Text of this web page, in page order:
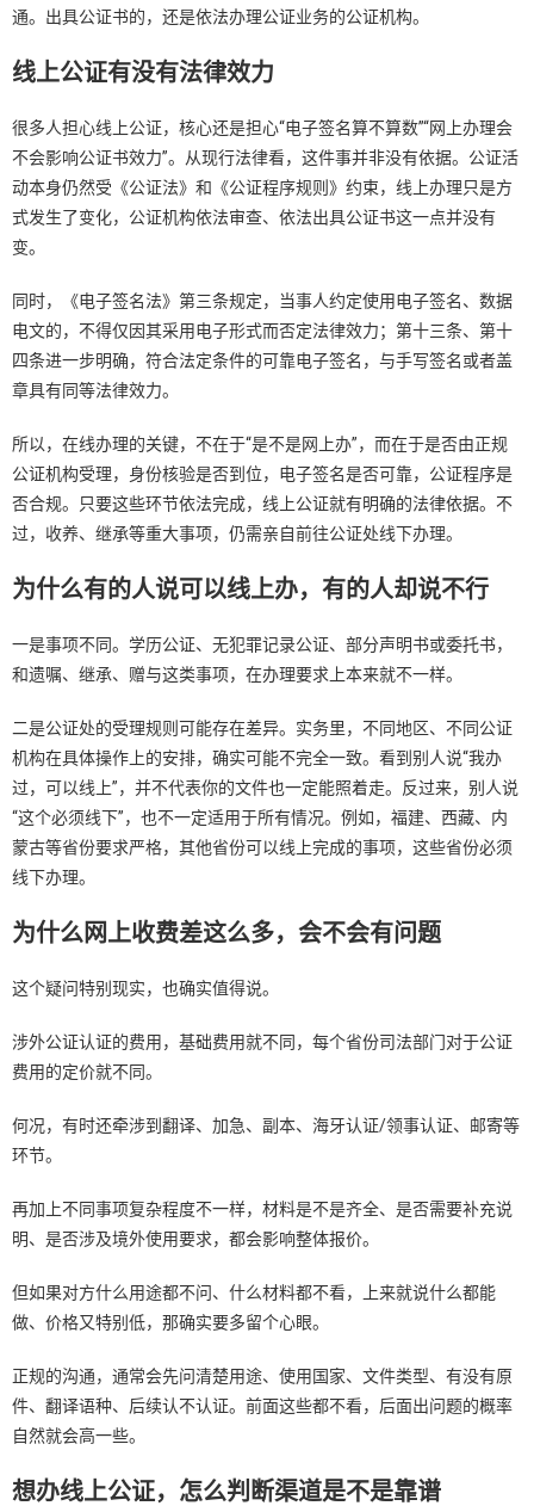
通。出具公证书的，还是依法办理公证业务的公证机构。
线上公证有没有法律效力
很多人担心线上公证，核心还是担心“电子签名算不算数”“网上办理会
不会影响公证书效力”。从现行法律看，这件事并非没有依据。公证活
动本身仍然受《公证法》和《公证程序规则》约束，线上办理只是方
式发生了变化，公证机构依法审查、依法出具公证书这一点并没有
变。
同时，《电子签名法》第三条规定，当事人约定使用电子签名、数据
电文的，不得仅因其采用电子形式而否定法律效力；第十三条、第十
四条进一步明确，符合法定条件的可靠电子签名，与手写签名或者盖
章具有同等法律效力。
所以，在线办理的关键，不在于“是不是网上办”，而在于是否由正规
公证机构受理，身份核验是否到位，电子签名是否可靠，公证程序是
否合规。只要这些环节依法完成，线上公证就有明确的法律依据。不
过，收养、继承等重大事项，仍需亲自前往公证处线下办理。
为什么有的人说可以线上办，有的人却说不行
一是事项不同。学历公证、无犯罪记录公证、部分声明书或委托书，
和遗嘱、继承、赠与这类事项，在办理要求上本来就不一样。
二是公证处的受理规则可能存在差异。实务里，不同地区、不同公证
机构在具体操作上的安排，确实可能不完全一致。看到别人说“我办
过，可以线上”，并不代表你的文件也一定能照着走。反过来，别人说
“这个必须线下”，也不一定适用于所有情况。例如，福建、西藏、内
蒙古等省份要求严格，其他省份可以线上完成的事项，这些省份必须
线下办理。
为什么网上收费差这么多，会不会有问题
这个疑问特别现实，也确实值得说。
涉外公证认证的费用，基础费用就不同，每个省份司法部门对于公证
费用的定价就不同。
何况，有时还牵涉到翻译、加急、副本、海牙认证/领事认证、邮寄等
环节。
再加上不同事项复杂程度不一样，材料是不是齐全、是否需要补充说
明、是否涉及境外使用要求，都会影响整体报价。
但如果对方什么用途都不问、什么材料都不看，上来就说什么都能
做、价格又特别低，那确实要多留个心眼。
正规的沟通，通常会先问清楚用途、使用国家、文件类型、有没有原
件、翻译语种、后续认不认证。前面这些都不看，后面出问题的概率
自然就会高一些。
想办线上公证，怎么判断渠道是不是靠谱